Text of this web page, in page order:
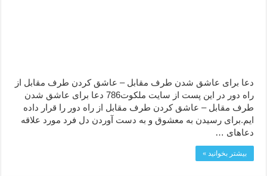
دعا برای عاشق شدن طرف مقابل – عاشق کردن طرف مقابل از
راه دور در این پست از سایت ملکوت786 دعا برای عاشق شدن
طرف مقابل – عاشق کردن طرف مقابل از راه دور را قرار داده
ایم.برای رسیدن به معشوق و به دست آوردن دل فرد مورد علاقه
دعاهای …
بیشتر بخوانید »